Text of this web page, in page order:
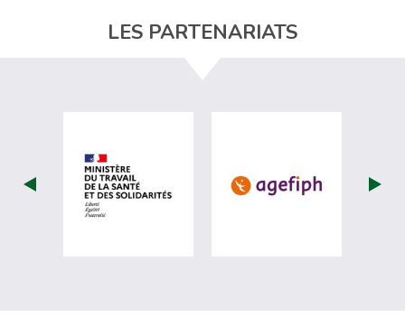
LES PARTENARIATS
visiter les site de Ministère du travail
visiter les